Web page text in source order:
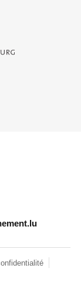
- Service